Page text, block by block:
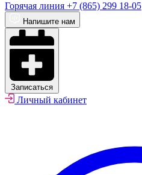
Горячая линия +7 (865) 299 18-05
Напишите нам
Записаться
Личный кабинет